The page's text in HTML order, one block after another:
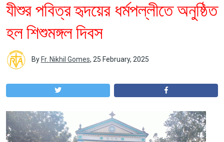
যীশুর পবিত্র হৃদয়ের ধর্মপল্লীতে অনুষ্ঠিত
হল শিশুমঙ্গল দিবস
By Fr. Nikhil Gomes, 25 February, 2025